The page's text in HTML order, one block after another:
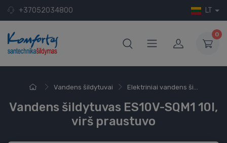
+37052034800 LT
0
Vandens šildytuvai Elektriniai vandens ši...
Vandens šildytuvas ES10V-SQM1 10l,
virš praustuvo